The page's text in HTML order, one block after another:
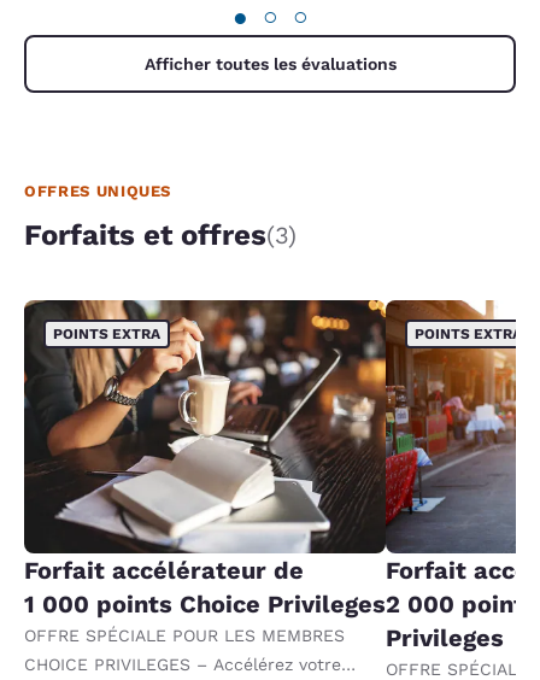
● ○ ○
Afficher toutes les évaluations
OFFRES UNIQUES
Forfaits et offres(3)
POINTS EXTRA
Forfait accélérateur de
1 000 points Choice Privileges
OFFRE SPÉCIALE POUR LES MEMBRES
CHOICE PRIVILEGES – Accélérez votre
POINTS EXTRA
Forfait
2 000
Privileges
OFFRE SPÉCIALE